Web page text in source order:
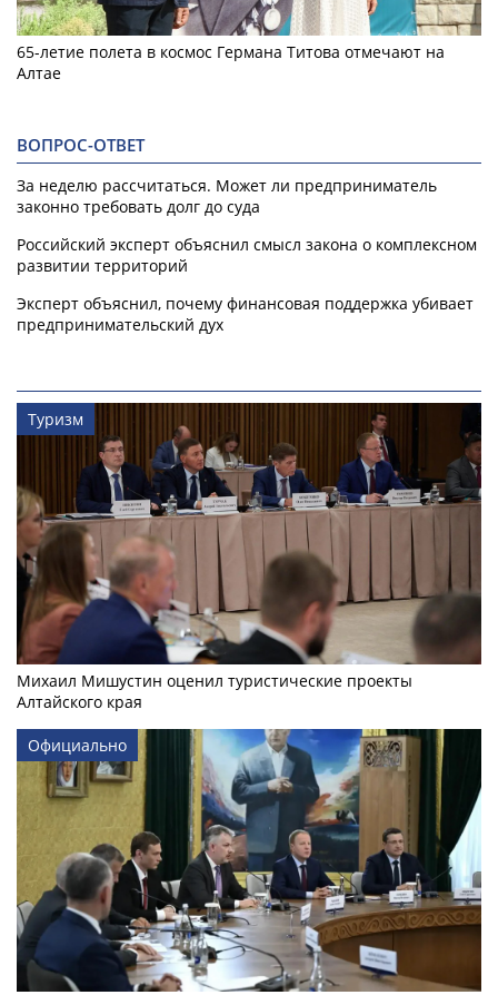
65-летие полета в космос Германа Титова отмечают на
Алтае
ВОПРОС-ОТВЕТ
За неделю рассчитаться. Может ли предприниматель
законно требовать долг до суда
Российский эксперт объяснил смысл закона о комплексном
развитии территорий
Эксперт объяснил, почему финансовая поддержка убивает
предпринимательский дух
Туризм
Михаил Мишустин оценил туристические проекты
Алтайского края
Официально